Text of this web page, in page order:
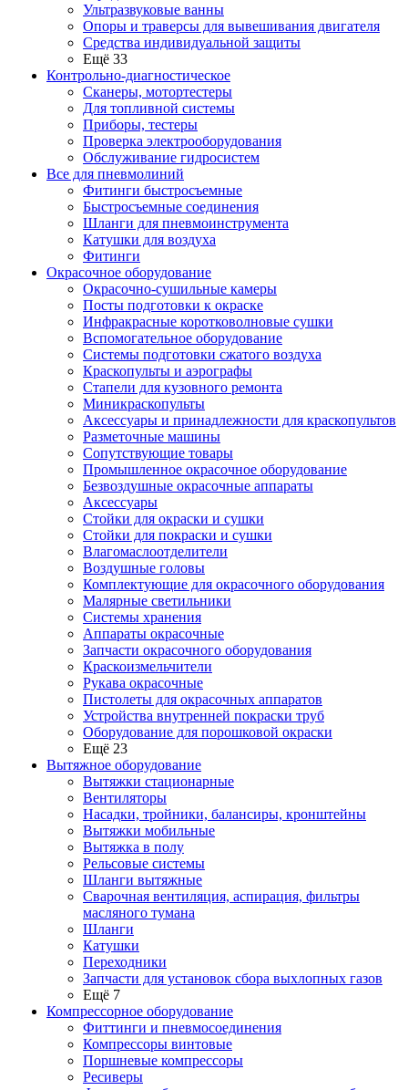
Ультразвуковые ванны
Опоры и траверсы для вывешивания двигателя
Средства индивидуальной защиты
Ещё 33
Контрольно-диагностическое
Сканеры, мотортестеры
Для топливной системы
Приборы, тестеры
Проверка электрооборудования
Обслуживание гидросистем
Все для пневмолиний
Фитинги быстросъемные
Быстросъемные соединения
Шланги для пневмоинструмента
Катушки для воздуха
Фитинги
Окрасочное оборудование
Окрасочно-сушильные камеры
Посты подготовки к окраске
Инфракрасные коротковолновые сушки
Вспомогательное оборудование
Системы подготовки сжатого воздуха
Краскопульты и аэрографы
Стапели для кузовного ремонта
Миникраскопульты
Аксессуары и принадлежности для краскопультов
Разметочные машины
Сопутствующие товары
Промышленное окрасочное оборудование
Безвоздушные окрасочные аппараты
Аксессуары
Стойки для окраски и сушки
Стойки для покраски и сушки
Влагомаслоотделители
Воздушные головы
Комплектующие для окрасочного оборудования
Малярные светильники
Системы хранения
Аппараты окрасочные
Запчасти окрасочного оборудования
Краскоизмельчители
Рукава окрасочные
Пистолеты для окрасочных аппаратов
Устройства внутренней покраски труб
Оборудование для порошковой окраски
Ещё 23
Вытяжное оборудование
Вытяжки стационарные
Вентиляторы
Насадки, тройники, балансиры, кронштейны
Вытяжки мобильные
Вытяжка в полу
Рельсовые системы
Шланги вытяжные
Сварочная вентиляция, аспирация, фильтры
масляного тумана
Шланги
Катушки
Переходники
Запчасти для установок сбора выхлопных газов
Ещё 7
Компрессорное оборудование
Фиттинги и пневмосоединения
Компрессоры винтовые
Поршневые компрессоры
Ресиверы